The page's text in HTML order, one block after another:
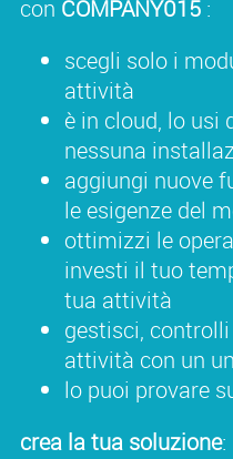
con COMPANY015 :
scegli solo i
attività
è in cloud, lo usi
nessuna
aggiungi nuove
le esigenze del
ottimizzi le
investi il tuo
tua attività
gestisci,
attività con un
lo puoi provare
crea la tua soluzione: